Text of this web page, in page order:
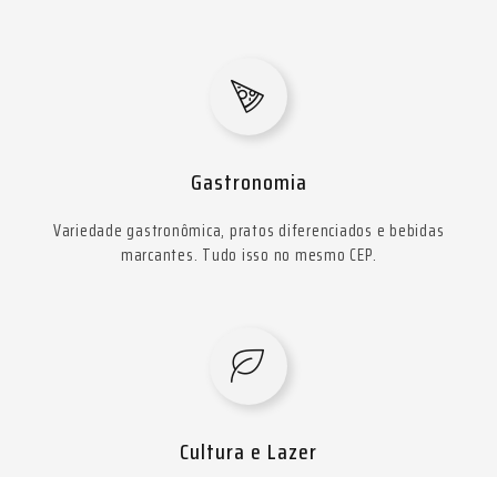
Gastronomia
Variedade gastronômica, pratos diferenciados e bebidas
marcantes. Tudo isso no mesmo CEP.
Cultura e Lazer